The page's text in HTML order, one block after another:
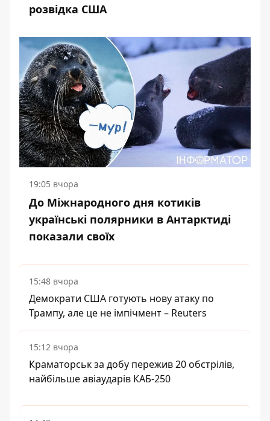
розвідка США
19:05 вчора
До Міжнародного дня котиків
українські полярники в Антарктиді
показали своїх
15:48 вчора
Демократи США готують нову атаку по
Трампу, але це не імпічмент – Reuters
15:12 вчора
Краматорськ за добу пережив 20 обстрілів,
найбільше авіаударів КАБ-250